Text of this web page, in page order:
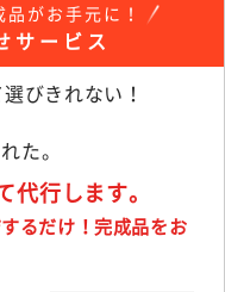
がお手元に！
サービス
びきれない！
た。
行します。
るだけ！完成品をお